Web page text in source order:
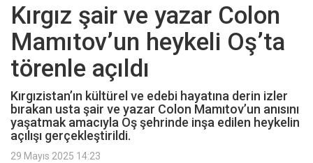
Kırgız şair ve yazar Colon
Mamıtov’un heykeli Oş’ta
törenle açıldı
Kırgızistan’ın kültürel ve edebi hayatına derin izler
bırakan usta şair ve yazar Colon Mamıtov’un anısını
yaşatmak amacıyla Oş şehrinde inşa edilen heykelin
açılışı gerçekleştirildi.
29 Mayıs 2025 14:23